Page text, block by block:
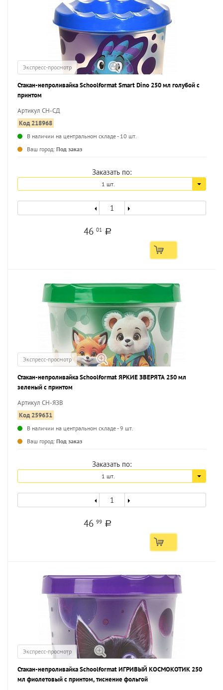
Экспресс-просмотр
Стакан-непроливайка Schoolformat Smart Dino 250 мл голубой с
принтом
Артикул СН-СД
Код 218968
В наличии на центральном складе - 10 шт.
Ваш город: Под заказ
Заказать по:
1 шт.
4601 a
Экспресс-просмотр
Стакан-непроливайка Schoolformat ЯРКИЕ ЗВЕРЯТА 250 мл
зеленый с принтом
Артикул СН-ЯЗВ
Код 259631
В наличии на центральном складе - 9 шт.
Ваш город: Под заказ
Заказать по:
1 шт.
4699 a
Экспресс-просмотр
Стакан-непроливайка Schoolformat ИГРИВЫЙ КОСМОКОТИК 250
мл фиолетовый с принтом, тиснение фольгой